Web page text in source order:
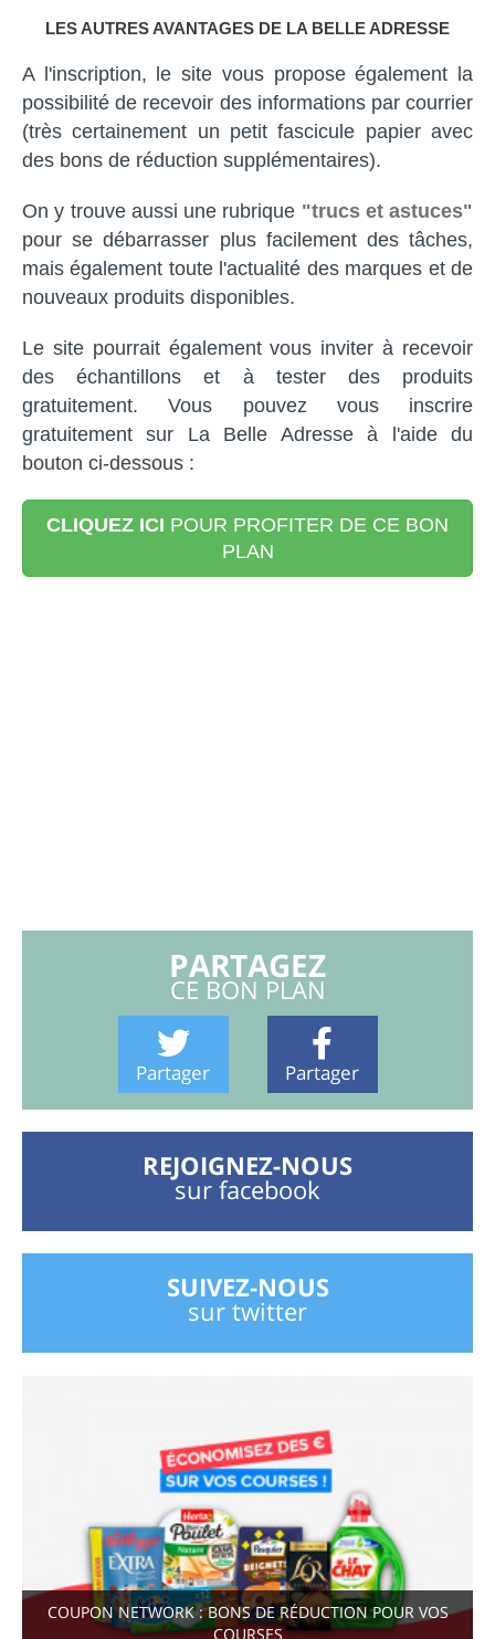
LES AUTRES AVANTAGES DE LA BELLE ADRESSE
A l'inscription, le site vous propose également la
possibilité de recevoir des informations par courrier
(très certainement un petit fascicule papier avec
des bons de réduction supplémentaires).
On y trouve aussi une rubrique "trucs et astuces"
pour se débarrasser plus facilement des tâches,
mais également toute l'actualité des marques et de
nouveaux produits disponibles.
Le site pourrait également vous inviter à recevoir
des échantillons et à tester des produits
gratuitement. Vous pouvez vous inscrire
gratuitement sur La Belle Adresse à l'aide du
bouton ci-dessous :
CLIQUEZ ICI POUR PROFITER DE CE BON
PLAN
PARTAGEZ
CE BON PLAN
Partager Partager
REJOIGNEZ-NOUS
sur facebook
SUIVEZ-NOUS
sur twitter
COUPON NETWORK : BONS DE RÉDUCTION POUR VOS
COURSES